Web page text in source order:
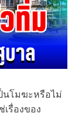
นโมฆะหรือไม่
รื่องของ